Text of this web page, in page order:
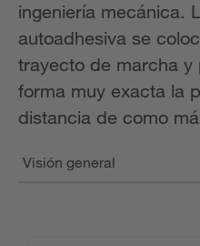
ingeniería mecánica.
autoadhesiva se
trayecto de marcha y
forma muy exacta la
distancia de como
Visión general